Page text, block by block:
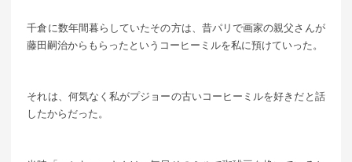
千倉に数年間暮らしていたその方は、昔パリで画家の親父さんが
藤田嗣治からもらったというコーヒーミルを私に預けていった。
それは、何気なく私がプジョーの古いコーヒーミルを好きだと話
したからだった。